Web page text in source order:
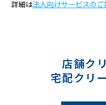
詳細は法人向けサービスのご
店舗ク
宅配クリ